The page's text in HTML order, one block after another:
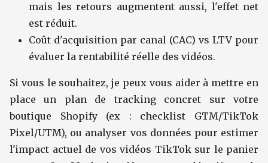
mais les retours augmentent aussi, l'effet net
est réduit.
Coût d'acquisition par canal (CAC) vs LTV pour
évaluer la rentabilité réelle des vidéos.
Si vous le souhaitez, je peux vous aider à mettre en
place un plan de tracking concret sur votre
boutique Shopify (ex : checklist GTM/TikTok
Pixel/UTM), ou analyser vos données pour estimer
l'impact actuel de vos vidéos TikTok sur le panier